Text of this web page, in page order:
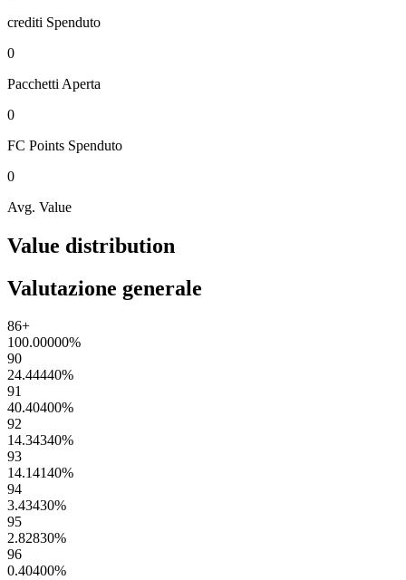
crediti Spenduto
0
Pacchetti Aperta
0
FC Points Spenduto
0
Avg. Value
Value distribution
Valutazione generale
86+
100.00000%
90
24.44440%
91
40.40400%
92
14.34340%
93
14.14140%
94
3.43430%
95
2.82830%
96
0.40400%